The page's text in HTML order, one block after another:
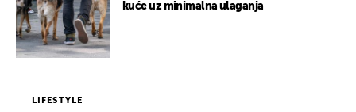
kuće uz minimalna ulaganja
LIFESTYLE